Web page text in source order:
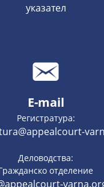
указател
E-mail
Регистратура:
Деловодства:
отделение